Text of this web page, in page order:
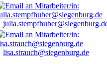
lisa.strauch@siegenburg.de